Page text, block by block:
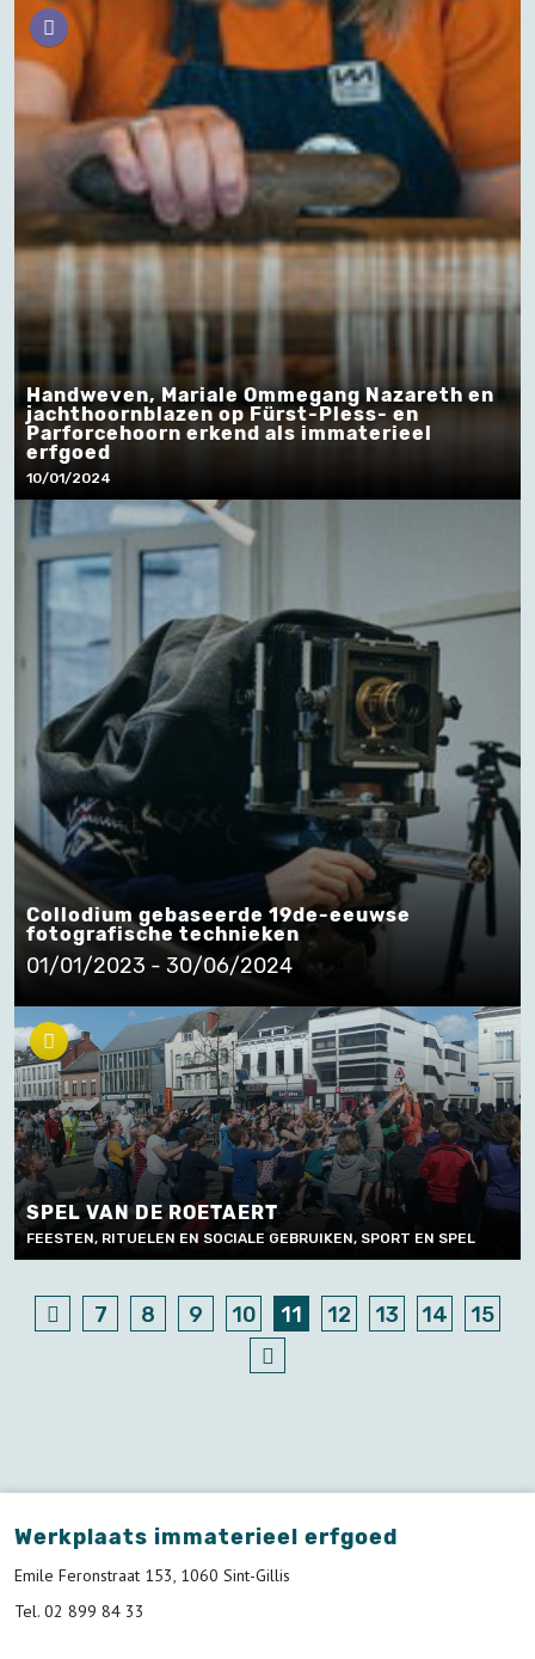
Handweven, Mariale Ommegang Nazareth en
jachthoornblazen op Fürst-Pless- en
Parforcehoorn erkend als immaterieel
erfgoed
10/01/2024
SPEL VAN DE ROETAERT
FEESTEN, RITUELEN EN SOCIALE GEBRUIKEN, SPORT EN SPEL
Collodium gebaseerde 19de-eeuwse
fotografische technieken
01/01/2023 - 30/06/2024
7 8 9 10 11 12 13 14 15
Werkplaats immaterieel erfgoed
Emile Feronstraat 153, 1060 Sint-Gillis
Tel. 02 899 84 33